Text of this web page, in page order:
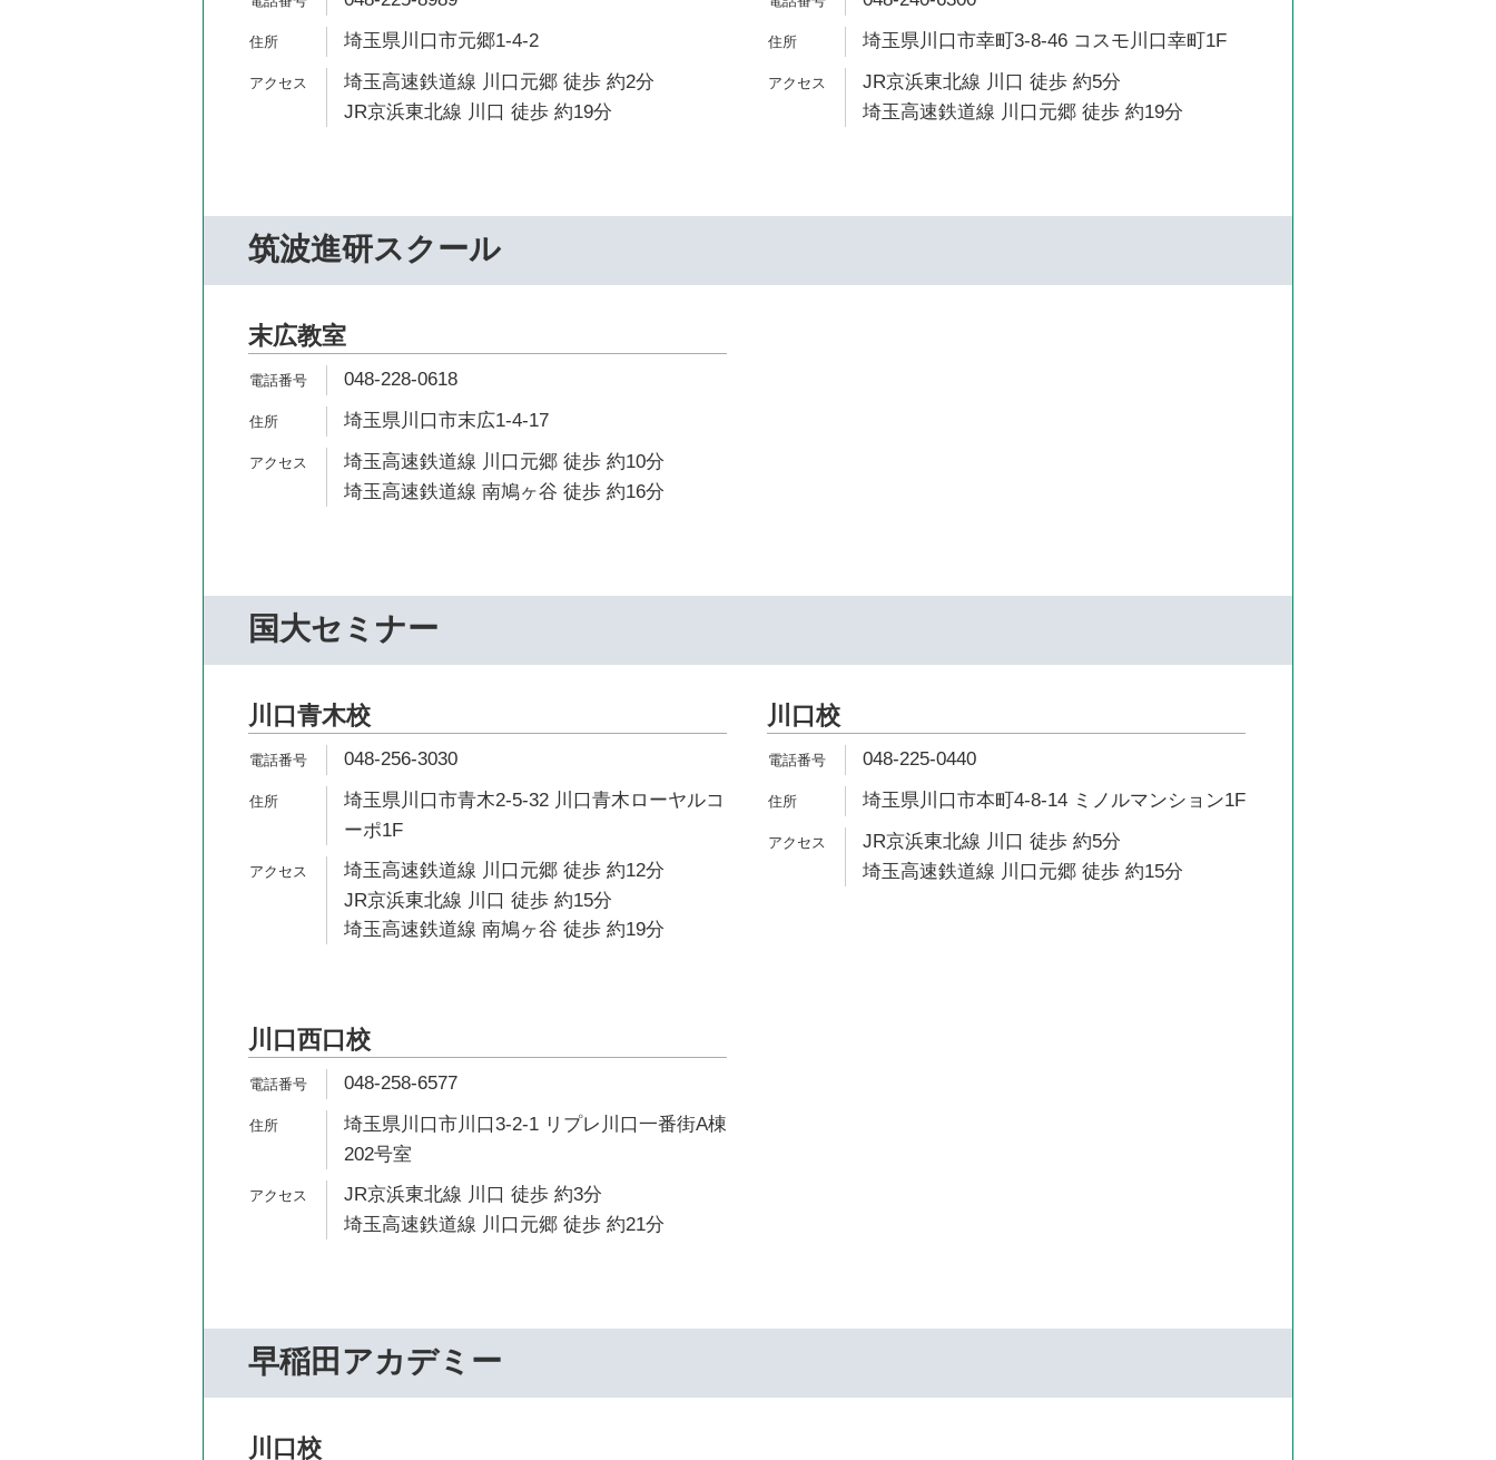
埼玉県川口市元郷1-4-2
埼玉高速鉄道線 川口元郷 徒歩 約2分
JR京浜東北線 川口 徒歩 約19分
埼玉県川口市幸町3-8-46 コスモ川口幸町1F
JR京浜東北線 川口 徒歩 約5分
埼玉高速鉄道線 川口元郷 徒歩 約19分
筑波進研スクール
末広教室
048-228-0618
埼玉県川口市末広1-4-17
埼玉高速鉄道線 川口元郷 徒歩 約10分
埼玉高速鉄道線 南鳩ヶ谷 徒歩 約16分
国大セミナー
川口青木校
048-256-3030
埼玉県川口市青木2-5-32 川口青木ローヤルコ
ーポ1F
埼玉高速鉄道線 川口元郷 徒歩 約12分
JR京浜東北線 川口 徒歩 約15分
埼玉高速鉄道線 南鳩ヶ谷 徒歩 約19分
川口校
048-225-0440
埼玉県川口市本町4-8-14 ミノルマンション1F
JR京浜東北線 川口 徒歩 約5分
埼玉高速鉄道線 川口元郷 徒歩 約15分
川口西口校
048-258-6577
埼玉県川口市川口3-2-1 リプレ川口一番街A棟
202号室
JR京浜東北線 川口 徒歩 約3分
埼玉高速鉄道線 川口元郷 徒歩 約21分
早稲田アカデミー
川口校